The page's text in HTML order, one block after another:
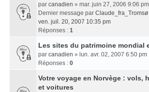
par canadien » mar. juin 27, 2006 9:06 pm
Dernier message par Claude_fra_Tromsø
ven. juil. 20, 2007 10:35 pm
Réponses : 1
Les sites du patrimoine mondial
par canadien » lun. avr. 02, 2007 6:50 pm
Réponses : 0
Votre voyage en Norvège : vols,
et voitures